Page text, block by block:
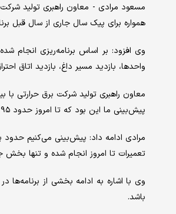
مسعود مرادی - معاون راهبری تولید شرکت
همواره برای پیک سال جاری از سال قبل
واحدها، بازدید مسیر داغ، بازدید اتاق
پیش‌بینی ما این بود که تا امروز حدود ۹۵ درصد آن محقق شود که اکنون نیز همین میزان محقق شده است.
تعمیرات تا امروز انجام شده و تنها
وی با اشاره به ادامه بخشی از
باشد.